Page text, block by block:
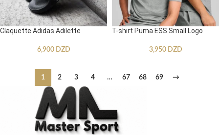
Claquette Adidas Adilette
6,900 DZD
T-shirt Puma ESS Small Logo
3,950 DZD
1 2 3 4 … 67 68 69 →